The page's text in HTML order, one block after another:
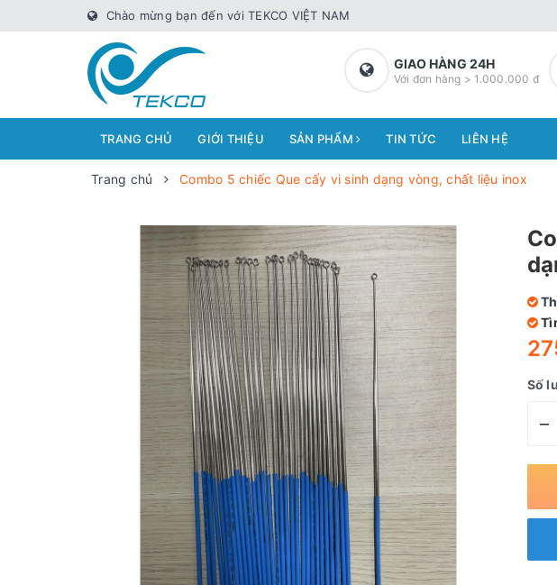
Chào mừng bạn đến với TEKCO VIỆT NAM
GIAO HÀNG 24H
Với đơn hàng > 1.000.000 đ
TRANG CHỦ GIỚI THIỆU SẢN PHẨM TIN TỨC LIÊN HỆ
Trang chủ Combo 5 chiếc Que cấy vi sinh dạng vòng, chất liệu inox
Số
–